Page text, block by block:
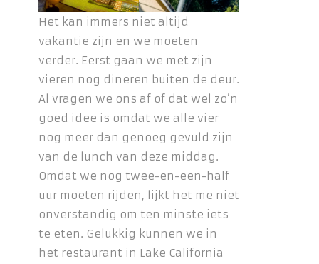
Het kan immers niet altijd
vakantie zijn en we moeten
verder. Eerst gaan we met zijn
vieren nog dineren buiten de deur.
Al vragen we ons af of dat wel zo’n
goed idee is omdat we alle vier
nog meer dan genoeg gevuld zijn
van de lunch van deze middag.
Omdat we nog twee-en-een-half
uur moeten rijden, lijkt het me niet
onverstandig om ten minste iets
te eten. Gelukkig kunnen we in
het restaurant in Lake California